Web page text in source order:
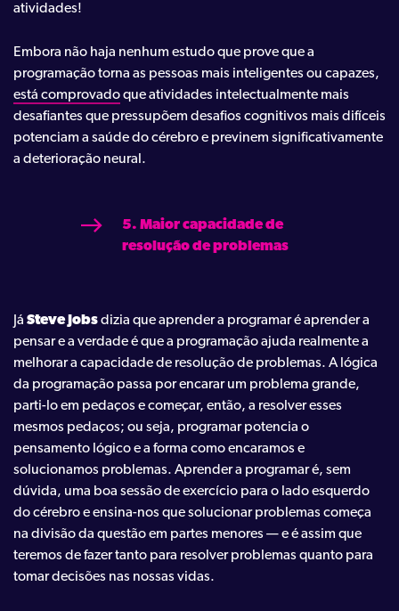
atividades!
Embora não haja nenhum estudo que prove que a
programação torna as pessoas mais inteligentes ou capazes,
está comprovadoque atividades intelectualmente mais
desafiantes que pressupõem desafios cognitivos mais difíceis
potenciam a saúde do cérebro e previnem significativamente
a deterioração neural.
5. Maior capacidade de
resolução de problemas
Já Steve Jobsdizia que aprender a programar é aprender a
pensar e a verdade é que a programação ajuda realmente a
melhorar a capacidade de resolução de problemas. A lógica
da programação passa por encarar um problema grande,
parti-lo em pedaços e começar, então, a resolver esses
mesmos pedaços; ou seja, programar potencia o
pensamento lógico e a forma como encaramos e
solucionamos problemas. Aprender a programar é, sem
dúvida, uma boa sessão de exercício para o lado esquerdo
do cérebro e ensina-nos que solucionar problemas começa
na divisão da questão em partes menores — e é assim que
teremos de fazer tanto para resolver problemas quanto para
tomar decisões nas nossas vidas.